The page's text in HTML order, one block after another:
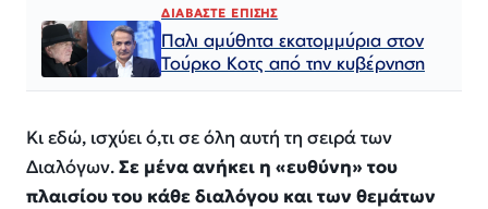
ΔΙΑΒΑΣΤΕ ΕΠΙΣΗΣ
Παλι αμύθητα εκατομμύρια στον
Τούρκο Κοτς από την κυβέρνηση
Κι εδώ, ισχύει ό,τι σε όλη αυτή τη σειρά των
Διαλόγων.Σε μένα ανήκει η «ευθύνη» του
πλαισίου του κάθε διαλόγου και των θεμάτων